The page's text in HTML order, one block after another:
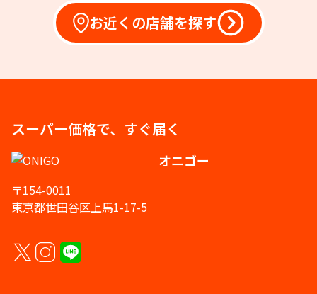
お近くの店舗を探す
スーパー価格で、すぐ届く
オニゴー
〒154-0011
東京都世田谷区上馬1-17-5